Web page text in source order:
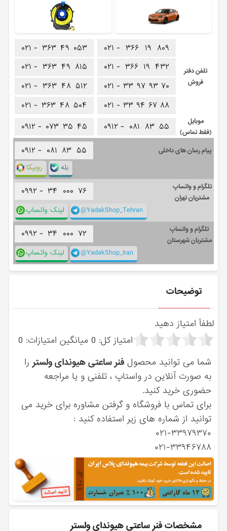
تلفن دفتر
فروش
۰۲۱ - ۳۶۶ ۱۹ ۸۰۹
۰۲۱ - ۳۶۶ ۱۹ ۴۳۲
۰۲۱ - ۳۳ ۹۷ ۹۳ ۷۰
۰۲۱ - ۳۳ ۹۴ ۶۷ ۸۸
۰۲۱ - ۳۶۳ ۴۹ ۰۵۳
۰۲۱ - ۳۶۳ ۴۹ ۸۱۵
۰۲۱ - ۳۶۳ ۴۸ ۵۱۲
۰۲۱ - ۳۶۳ ۴۸ ۵۰۴
موبایل
(فقط تماس)
۰۹۱۲ - ۰۸۱ ۸۳ ۵۵ ۰۹۱۲ - ۰۷۳ ۳۵ ۴۵
پیام رسان های داخلی ۰۹۱۲ - ۰۸۱ ۸۳ ۵۵
روبیکا بله
تلگرام و واتساپ
مشتریان تهران
۰۹۹۲ - ۳۴ ۰۰۰ ۷۶
لینک واتساپ @YadakShop_Tehran
تلگرام و واتساپ
مشتریان شهرستان
۰۹۹۲ - ۳۴ ۰۰۰ ۷۲
لینک واتساپ @YadakShop_Iran
توضیحات
لطفاً امتیاز دهید
امتیاز کل: 0 میانگین امتیازات: 0
شما می توانید محصولفنر ساعتی هیوندای ولستر را
به صورت آنلاین در واستاپ ، تلفنی و یا مراجعه
حضوری خرید کنید.
برای تماس با فروشگاه و گرفتن مشاوره برای خرید می
توانید از شماره های زیر استفاده کنید :
۰۲۱-۳۳۹۷۹۳۷۰
۰۲۱-۳۳۹۴۶۷۸۸
مشخصات فنر ساعتی هیوندای ولستر